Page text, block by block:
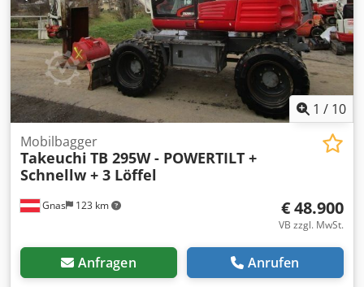
günstige Zustellung möglich!
1 / 10
Gnas 123 km
Mobilbagger
Takeuchi TB 295W - POWERTILT +
Schnellw + 3 Löffel
€ 48.900
VB zzgl. MwSt.
Anfragen Anrufen